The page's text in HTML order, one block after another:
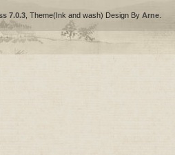
7.0.3 , Theme(Ink and wash) Design By Arne